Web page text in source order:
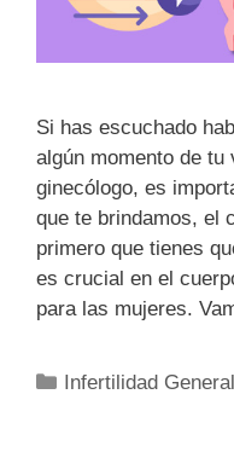
Si has escuchado
algún momento de
ginecólogo, es
que te brindamos, el
primero que tienes
es crucial en el
para las mujeres.
Infertilidad General